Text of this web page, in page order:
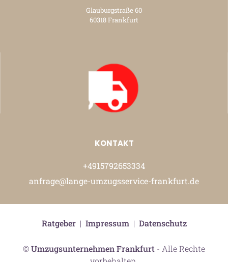
Glauburgstraße 60
60318 Frankfurt
KONTAKT
+4915792653334
anfrage@lange-umzugsservice-frankfurt.de
©Umzugsunternehmen Frankfurt - Alle Rechte
Ratgeber| Impressum| Datenschutz